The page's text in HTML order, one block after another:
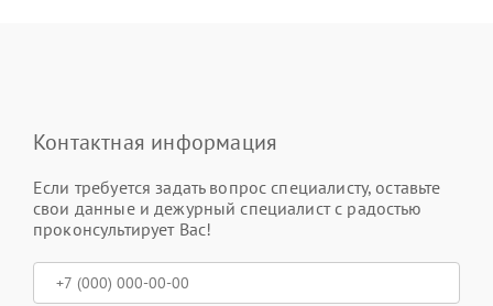
Контактная информация
Если требуется задать вопрос специалисту, оставьте
свои данные и дежурный специалист с радостью
проконсультирует Вас!